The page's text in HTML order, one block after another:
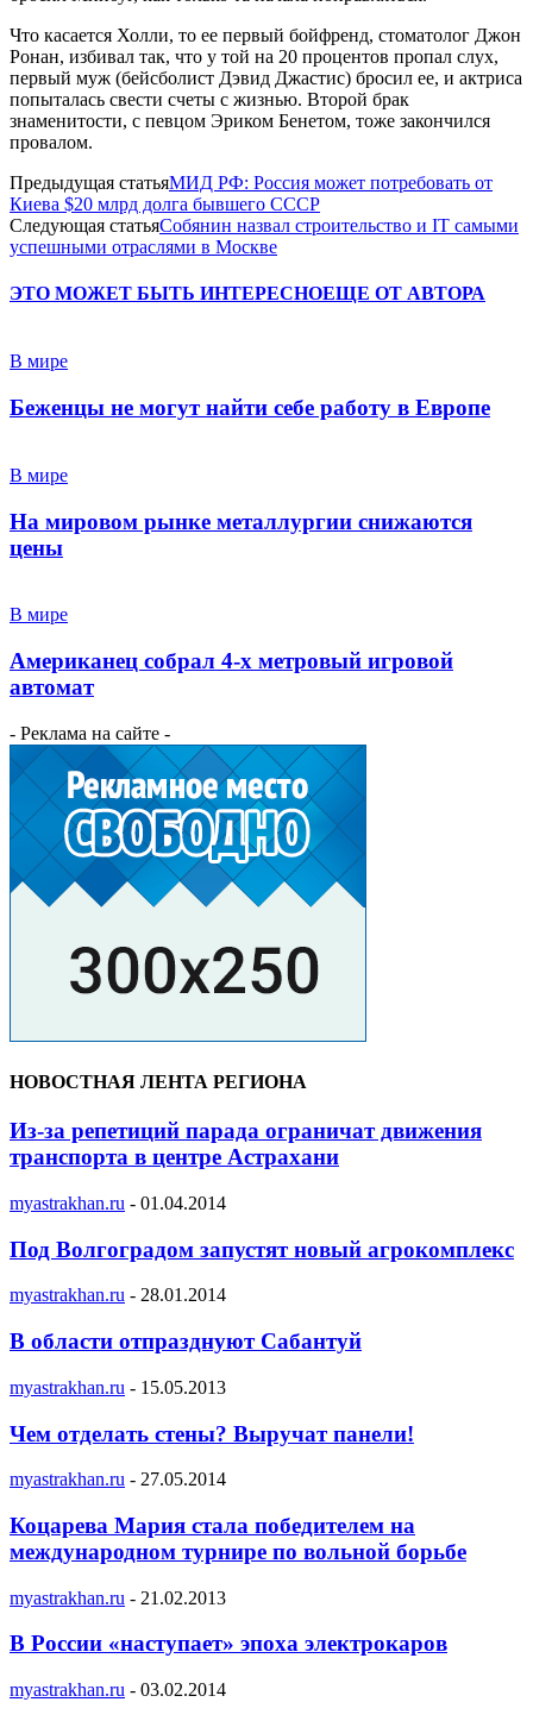
Что касается Холли, то ее первый бойфренд, стоматолог Джон
Ронан, избивал так, что у той на 20 процентов пропал слух,
первый муж (бейсболист Дэвид Джастис) бросил ее, и актриса
попыталась свести счеты с жизнью. Второй брак
знаменитости, с певцом Эриком Бенетом, тоже закончился
провалом.
Предыдущая статьяМИД РФ: Россия может потребовать от
Киева $20 млрд долга бывшего СССР
Следующая статьяСобянин назвал строительство и IT самыми
успешными отраслями в Москве
ЭТО МОЖЕТ БЫТЬ ИНТЕРЕСНОЕЩЕ ОТ АВТОРА
В мире
Беженцы не могут найти себе работу в Европе
В мире
На мировом рынке металлургии снижаются
цены
В мире
Американец собрал 4-х метровый игровой
автомат
- Реклама на сайте -
НОВОСТНАЯ ЛЕНТА РЕГИОНА
Из-за репетиций парада ограничат движения
транспорта в центре Астрахани
myastrakhan.ru - 01.04.2014
Под Волгоградом запустят новый агрокомплекс
myastrakhan.ru - 28.01.2014
В области отпразднуют Сабантуй
myastrakhan.ru - 15.05.2013
Чем отделать стены? Выручат панели!
myastrakhan.ru - 27.05.2014
Коцарева Мария стала победителем на
международном турнире по вольной борьбе
myastrakhan.ru - 21.02.2013
В России «наступает» эпоха электрокаров
myastrakhan.ru - 03.02.2014